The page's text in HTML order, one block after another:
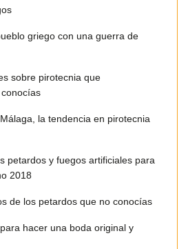
griego con una guerra de
sobre pirotecnia que
la tendencia en pirotecnia
petardos y fuegos artificiales para
2018
de los petardos que no conocías
hacer una boda original y